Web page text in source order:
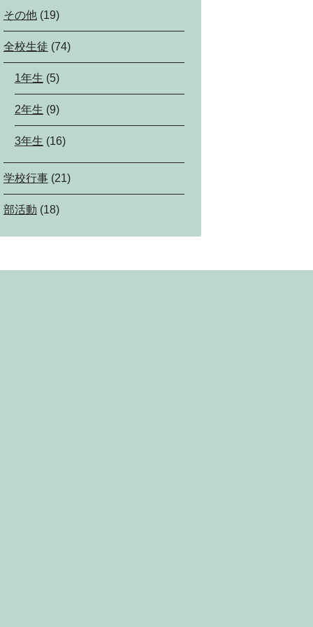
その他(19)
全校生徒 (74)
1年生 (5)
2年生 (9)
3年生 (16)
学校行事(21)
部活動 (18)